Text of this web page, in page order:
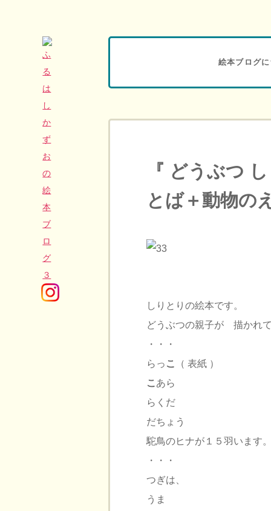
絵本ブログ
『 どうぶつ
とば＋動物の
しりとりの絵本です。
どうぶつの親子が 描かれて
・・・
らっ こ
（ 表紙 ）
こ あら
らくだ
だちょう
駝鳥のヒナが１５羽います
・・・
つぎは、
うま